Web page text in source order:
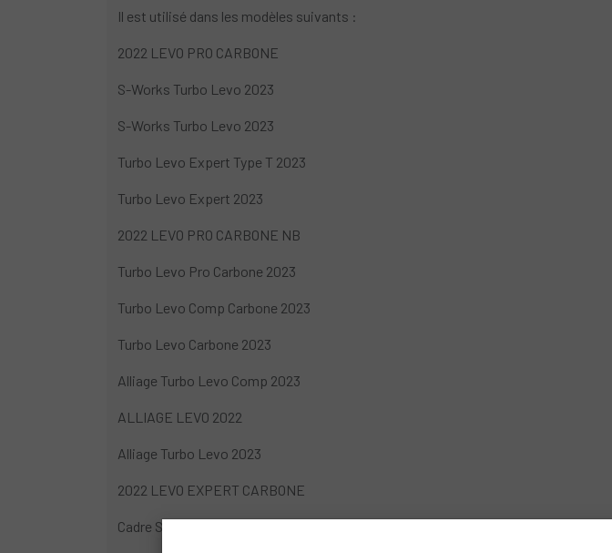
Il est utilisé dans les modèles suivants :
2022 LEVO PRO CARBONE
S-Works Turbo Levo 2023
S-Works Turbo Levo 2023
Turbo Levo Expert Type T 2023
Turbo Levo Expert 2023
2022 LEVO PRO CARBONE NB
Turbo Levo Pro Carbone 2023
Turbo Levo Comp Carbone 2023
Turbo Levo Carbone 2023
Alliage Turbo Levo Comp 2023
ALLIAGE LEVO 2022
Alliage Turbo Levo 2023
2022 LEVO EXPERT CARBONE
Cadre S-Works Turbo Levo 2023